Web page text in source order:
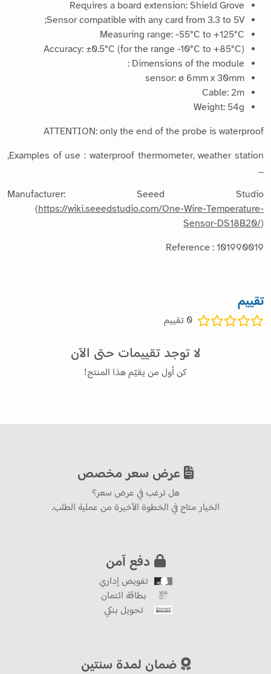
Requires a board extension: Shield Grove
Sensor compatible with any card from 3.3 to 5V;
Measuring range: -55°C to +125°C
Accuracy: ±0.5°C (for the range -10°C to +85°C)
Dimensions of the module :
sensor: ø 6mm x 30mm
Cable: 2m
Weight: 54g
ATTENTION: only the end of the probe is waterproof
Examples of use : waterproof thermometer, weather station,
...
Manufacturer: Seeed Studio
(https://wiki.seeedstudio.com/One-Wire-Temperature-
Sensor-DS18B20/)
Reference : 101990019
تقييم
0 تقييم
لا توجد تقييمات حتى الآن
كن أول من يقيّم هذا المنتج!
عرض سعر مخصص
هل ترغب في عرض سعر؟
الخيار متاح في الخطوة الأخيرة من عملية الطلب.
دفع آمن
تفويض إداري
بطاقة ائتمان
تحويل بنكي
ضمان لمدة سنتين